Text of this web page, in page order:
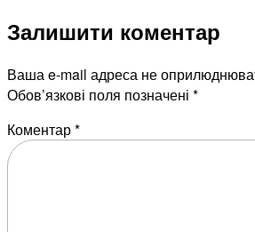
Залишити коментар
Ваша e-mail адреса не
Обов’язкові поля позначені *
Коментар*